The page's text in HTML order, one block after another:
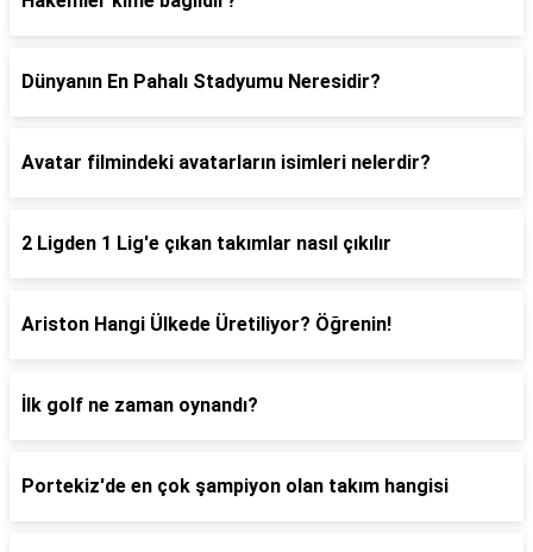
Dünyanın En Pahalı Stadyumu Neresidir?
Avatar filmindeki avatarların isimleri nelerdir?
2 Ligden 1 Lig'e çıkan takımlar nasıl çıkılır
Ariston Hangi Ülkede Üretiliyor? Öğrenin!
İlk golf ne zaman oynandı?
Portekiz'de en çok şampiyon olan takım hangisi